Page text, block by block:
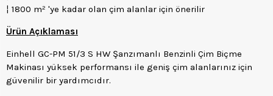
¦ 1800 m² 'ye kadar olan çim alanlar için önerilir
Ürün Açıklaması
Einhell GC-PM 51/3 S HW Şanzımanlı Benzinli Çim Biçme
Makinası yüksek performansı ile geniş çim alanlarınız için
güvenilir bir yardımcıdır.